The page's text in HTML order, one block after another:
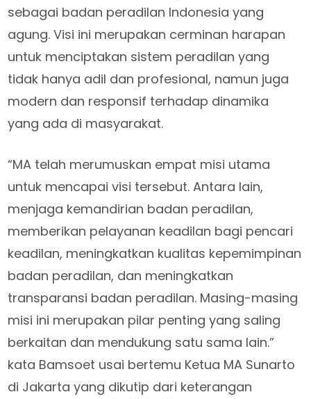
sebagai badan peradilan Indonesia yang
agung. Visi ini merupakan cerminan harapan
untuk menciptakan sistem peradilan yang
tidak hanya adil dan profesional, namun juga
modern dan responsif terhadap dinamika
yang ada di masyarakat.
“MA telah merumuskan empat misi utama
untuk mencapai visi tersebut. Antara lain,
menjaga kemandirian badan peradilan,
memberikan pelayanan keadilan bagi pencari
keadilan, meningkatkan kualitas kepemimpinan
badan peradilan, dan meningkatkan
transparansi badan peradilan. Masing-masing
misi ini merupakan pilar penting yang saling
berkaitan dan mendukung satu sama lain.”
kata Bamsoet usai bertemu Ketua MA Sunarto
di Jakarta yang dikutip dari keterangan